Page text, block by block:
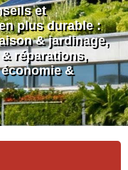
et
plus durable :
& jardinage,
réparations,
&